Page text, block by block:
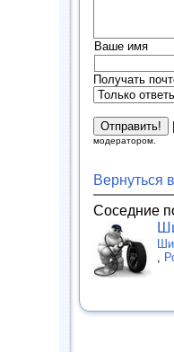
Ваше имя
Получать
модератором.
Вернуться
Соседние